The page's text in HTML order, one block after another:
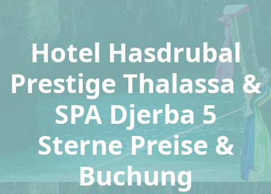
Hotel Hasdrubal
Prestige Thalassa &
SPA Djerba 5
Sterne Preise &
Buchung